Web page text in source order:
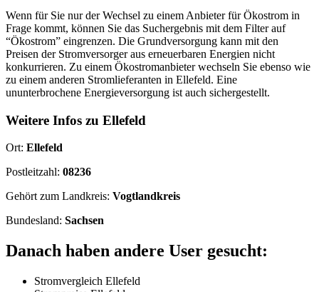
Wenn für Sie nur der Wechsel zu einem Anbieter für Ökostrom in
Frage kommt, können Sie das Suchergebnis mit dem Filter auf
“Ökostrom” eingrenzen. Die Grundversorgung kann mit den
Preisen der Stromversorger aus erneuerbaren Energien nicht
konkurrieren. Zu einem Ökostromanbieter wechseln Sie ebenso wie
zu einem anderen Stromlieferanten in Ellefeld. Eine
ununterbrochene Energieversorgung ist auch sichergestellt.
Weitere Infos zu Ellefeld
Ort: Ellefeld
Postleitzahl: 08236
Gehört zum Landkreis: Vogtlandkreis
Bundesland: Sachsen
Danach haben andere User gesucht:
Stromvergleich Ellefeld